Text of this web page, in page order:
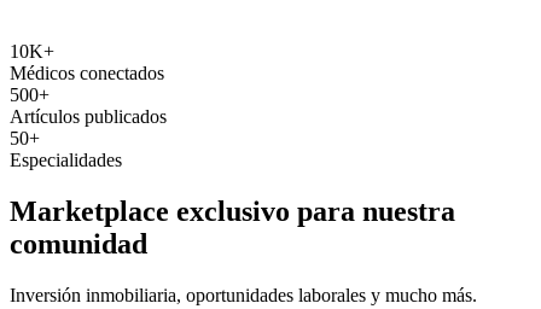
10K+
Médicos conectados
500+
Artículos publicados
50+
Especialidades
Marketplace exclusivo para nuestra
comunidad
Inversión inmobiliaria, oportunidades laborales y mucho más.